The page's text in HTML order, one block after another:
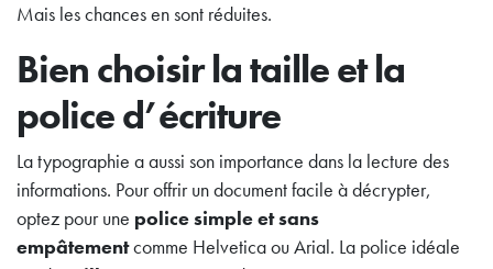
Mais les chances en sont réduites.
Bien choisir la taille et la
police d’écriture
La typographie a aussi son importance dans la lecture des
informations. Pour offrir un document facile à décrypter,
optez pour une police simple et sans
empâtementcomme Helvetica ou Arial. La police idéale